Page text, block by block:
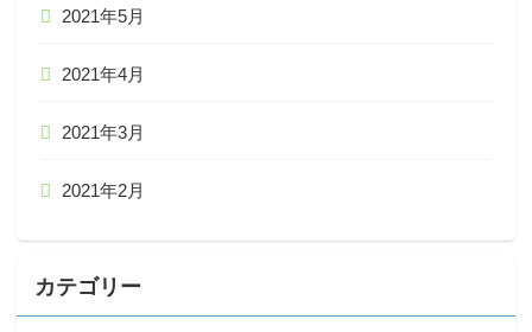
2021年5月
2021年4月
2021年3月
2021年2月
カテゴリー